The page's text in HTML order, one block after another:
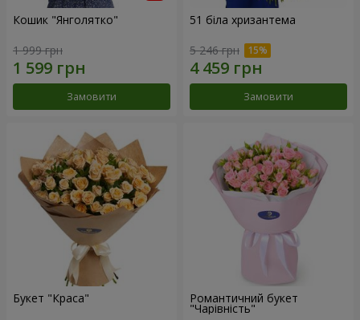
Кошик "Янголятко"
1 999 грн
Замовити
51 біла хризантема
5 246 грн
Замовити
Букет "Краса" Романтичний букет
"Чарівність"